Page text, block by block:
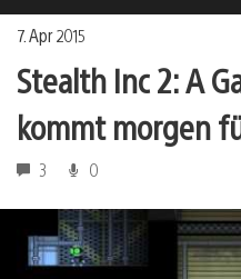
7. Apr 2015
Stealth Inc 2: A
kommt morgen
3 0